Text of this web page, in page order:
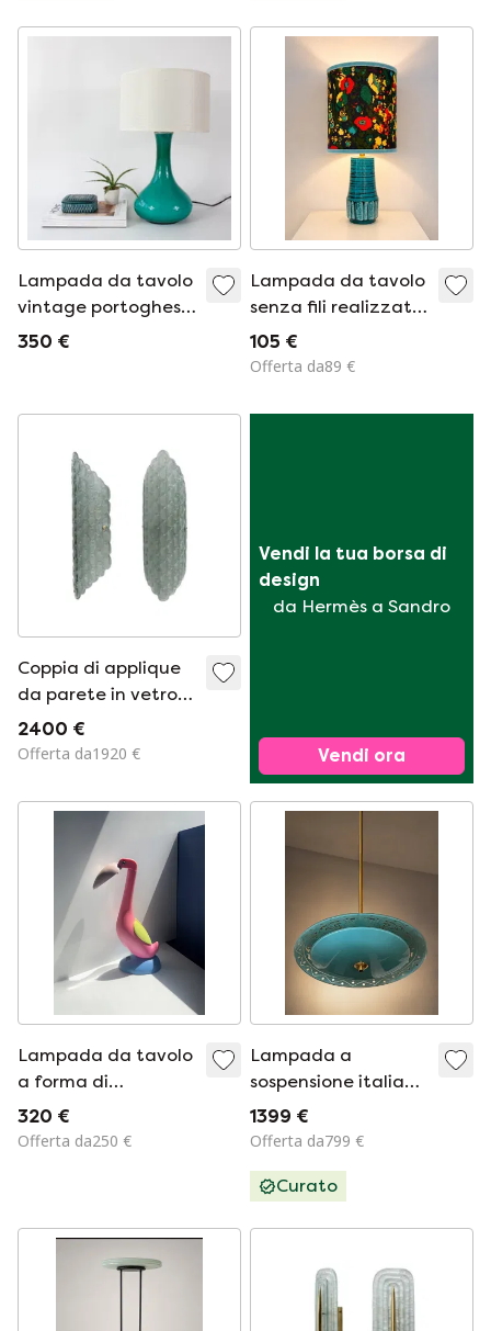
attacco originale.
Lampada da tavolo
vintage portoghese
degli anni '60 in
350 €
Lampada da tavolo
senza fili realizzata
in ceramica della
Germania Ovest
105 €
Offerta da89 €
Coppia di applique
da parete in vetro
di Murano verde
acqua con rilievo
2400 €
Offerta da1920 €
Vendi la tua borsa di
design
da Hermès a Sandro
Vendi ora
Lampada da tavolo
a forma di
fenicottero,
postmoderno anni
pop art rosa anni
320 €
Offerta da250 €
Lampada a
sospensione italiana
in turchese - Pietro
Chiesa per Fontana
1399 €
Offerta da799 €
Curato